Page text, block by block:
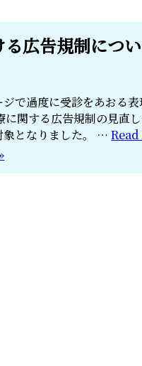
広告規制につ
で過度に受診をあおる
に関する広告規制の見直
象となりました。 …